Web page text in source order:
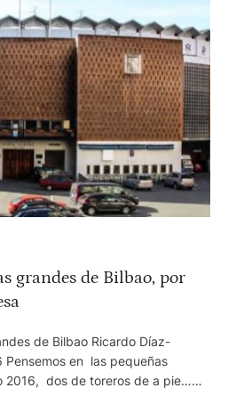
privilegio de la chimenea.
grandes de Bilbao, por
de Bilbao Ricardo Díaz-
Pensemos en las pequeñas
2016, dos de toreros de a pie…